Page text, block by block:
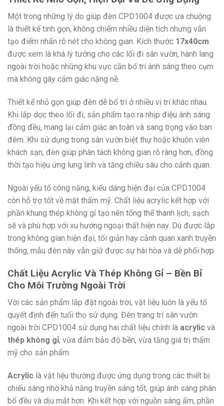
Một trong những lý do giúp đèn CPD1004 được ưa chuộng
là thiết kế tinh gọn, không chiếm nhiều diện tích nhưng vẫn
tạo điểm nhấn rõ nét cho không gian. Kích thước 17x40cm
được xem là khá lý tưởng cho các lối đi sân vườn, hành lang
ngoài trời hoặc những khu vực cần bố trí ánh sáng theo cụm
mà không gây cảm giác nặng nề.
Thiết kế nhỏ gọn giúp đèn dễ bố trí ở nhiều vị trí khác nhau.
Khi lắp dọc theo lối đi, sản phẩm tạo ra nhịp điệu ánh sáng
đồng đều, mang lại cảm giác an toàn và sang trọng vào ban
đêm. Khi sử dụng trong sân vườn biệt thự hoặc khuôn viên
khách sạn, đèn giúp phân tách không gian rõ ràng hơn, đồng
thời tạo hiệu ứng lung linh và tăng chiều sâu cho cảnh quan.
Ngoài yếu tố công năng, kiểu dáng hiện đại của CPD1004
còn hỗ trợ tốt về mặt thẩm mỹ. Chất liệu acrylic kết hợp với
phần khung thép không gỉ tạo nên tổng thể thanh lịch, sạch
sẽ và phù hợp với xu hướng ngoại thất hiện nay. Dù được lắp
trong không gian hiện đại, tối giản hay cảnh quan xanh truyền
thống, mẫu đèn này vẫn giữ được sự hài hòa và dễ phối hợp.
Chất Liệu Acrylic Và Thép Không Gỉ – Bền Bỉ
Cho Môi Trường Ngoài Trời
Với các sản phẩm lắp đặt ngoài trời, vật liệu luôn là yếu tố
quyết định đến tuổi thọ sử dụng. Đèn trang trí sân vườn
ngoài trời CPD1004 sử dụng hai chất liệu chính là acrylic và
thép không gỉ, vừa đảm bảo độ bền, vừa tăng giá trị thẩm
mỹ cho sản phẩm.
Acrylic là vật liệu thường được ứng dụng trong các thiết bị
chiếu sáng nhờ khả năng truyền sáng tốt, giúp ánh sáng phân
bổ đều và dịu mắt hơn. Khi kết hợp với nguồn sáng ấm, phần